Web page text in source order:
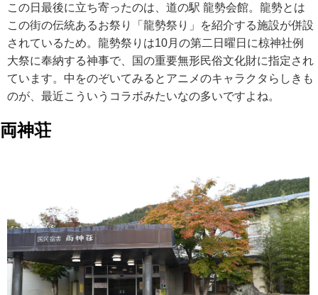
この日最後に立ち寄ったのは、道の駅 龍勢会館。龍勢とは
この街の伝統あるお祭り「龍勢祭り」を紹介する施設が併設
されているため。龍勢祭りは10月の第二日曜日に椋神社例
大祭に奉納する神事で、国の重要無形民俗文化財に指定され
ています。中をのぞいてみるとアニメのキャラクタらしきも
のが、最近こういうコラボみたいなの多いですよね。
両神荘